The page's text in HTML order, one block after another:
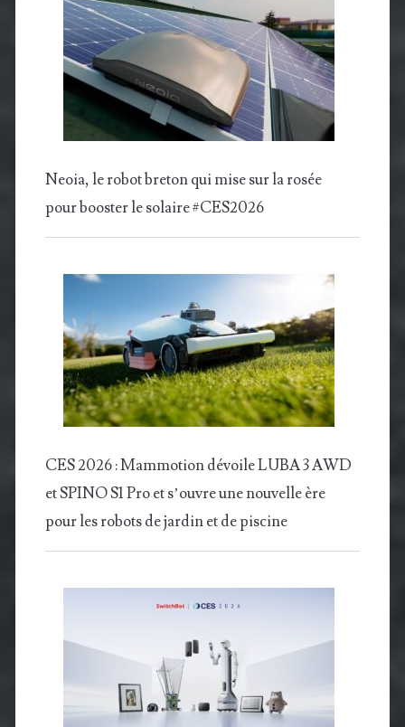
Neoia, le robot breton qui mise sur la rosée
pour booster le solaire #CES2026
CES 2026 : Mammotion dévoile LUBA 3 AWD
et SPINO S1 Pro et s’ouvre une nouvelle ère
pour les robots de jardin et de piscine